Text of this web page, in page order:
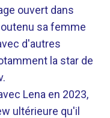
ouvert dans
sa femme
d'autres
la star de
Lena en 2023,
ultérieure qu'il